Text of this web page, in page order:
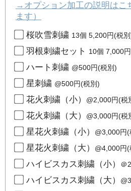
→オプション加工の説明はこ
ます）
桜吹雪刺繍 13個 5,200円(税
羽根刺繍セット 10個 7,000
ハート刺繍 @500円(税別)
星刺繍 @500円(税別)
花火刺繍（小） @2,000円(税
花火刺繍（大） @3,000円(税
星花火刺繍（小） @3,000円(
星花火刺繍（大） @4,000円(
ハイビスカス刺繍（小） ＠
ハイビスカス刺繍（大）